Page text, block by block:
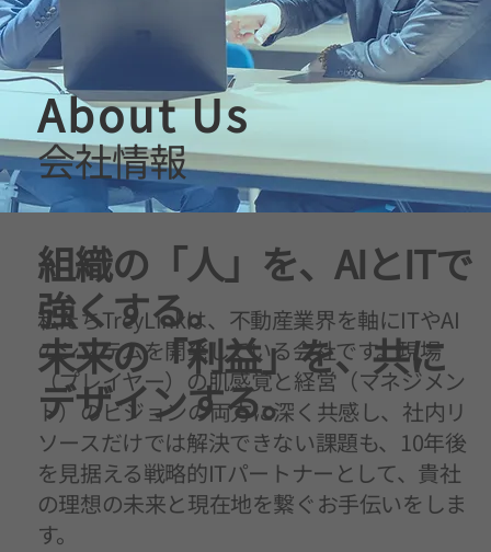
​About Us
会社情報
組織の「人」を、AIとITで
強くする。
未来の「利益」を、共に
デザインする。
私たちTreyLinkは、不動産業界を軸にITやAI
のシステムを開発している会社です。現場
（プレイヤー）の肌感覚と経営（マネジメン
ト）のビジョンの両方に深く共感し、社内リ
ソースだけでは解決できない課題も、10年後
を見据える戦略的ITパートナーとして、貴社
の理想の未来と現在地を繋ぐお手伝いをしま
す。